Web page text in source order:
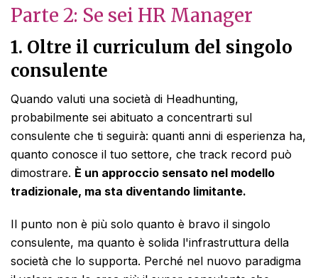
Parte 2: Se sei HR Manager
1. Oltre il curriculum del singolo
consulente
Quando valuti una società di Headhunting,
probabilmente sei abituato a concentrarti sul
consulente che ti seguirà: quanti anni di esperienza ha,
quanto conosce il tuo settore, che track record può
dimostrare. È un approccio sensato nel modello
tradizionale, ma sta diventando limitante.
Il punto non è più solo quanto è bravo il singolo
consulente, ma quanto è solida l'infrastruttura della
società che lo supporta. Perché nel nuovo paradigma